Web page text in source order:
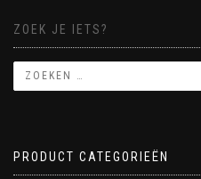
ZOEK JE IETS?
PRODUCT CATEGORIEËN